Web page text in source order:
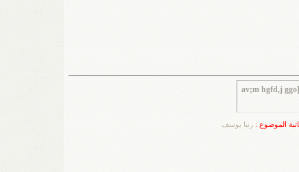
av;m hgfd,j
الموضوع :رنيا يوسف